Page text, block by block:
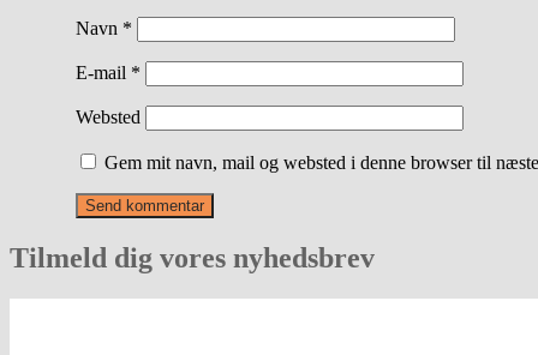
Navn *
E-mail *
Websted
Gem mit navn, mail og websted i denne browser til
Tilmeld dig vores nyhedsbrev